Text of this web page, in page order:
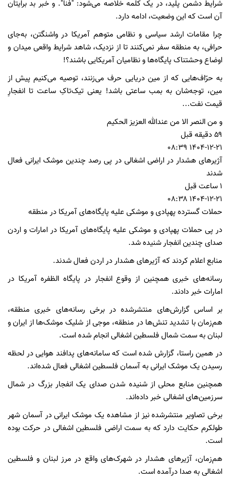
شرایط دشمن پلید، در یک کلمه خلاصه می‌شود: "فنا". و خبر بد برایتان
آن است که این وضعیت، ادامه دارد.
چرا مقامات ارشد سیاسی و نظامی متوهم آمریکا در واشنگتن، به‌جای
حرافی، به منطقه سفر نمی‌کنند تا از نزدیک، شاهد شرایط واقعی میدان و
اوضاع وحشتناک پایگاه‌ها و نظامیان آمریکایی باشند؟!
به حرّاف‌هایی که از مین دریایی حرف می‌زنند،‌ توصیه می‌کنیم پیش از
مین، توجه‌شان به بمب ساعتی باشد! یعنی تیک‌تاکِ ساعت تا انفجارِ
قیمت نفت...
و من النصر الا من عندالله العزیز الحکیم
۵۹ دقیقه قبل
۱۴۰۴-۱۲-۲۱ ۰۸:۳۹
آژیرهای هشدار در اراضی اشغالی در پی رصد چندین موشک‌ ایرانی فعال
شدند
۱ ساعت قبل
۱۴۰۴-۱۲-۲۱ ۰۸:۳۸
حملات گسترده پهپادی و موشکی علیه پایگاه‌های آمریکا در منطقه
در پی حملات پهپادی و موشکی علیه پایگاه‌های آمریکا در امارات و اردن
صدای چندین انفجار شنیده شد.
منابع اعلام کردند که آژیرهای هشدار در اردن فعال شدند.
رسانه‌های خبری همچنین از وقوع انفجار در پایگاه الظفره آمریکا در
امارات خبر دادند.
بر اساس گزارش‌های منتشرشده در برخی رسانه‌های خبری منطقه،
هم‌زمان با تشدید تنش‌ها در منطقه، موجی از شلیک موشک‌ها از ایران و
لبنان به سمت شمال فلسطین اشغالی انجام شده است.
در همین راستا، گزارش شده است که سامانه‌های پدافند هوایی در لحظه
رسیدن یک موشک ایرانی به آسمان فلسطین اشغالی فعال شده‌اند.
همچنین منابع محلی از شنیده شدن صدای یک انفجار بزرگ در شمال
سرزمین‌های اشغالی خبر داده‌اند.
برخی تصاویر منتشرشده نیز از مشاهده یک موشک ایرانی در آسمان شهر
طولکرم حکایت دارد که به سمت اراضی فلسطین اشغالی در حرکت بوده
است.
هم‌زمان، آژیرهای هشدار در شهرک‌های واقع در مرز لبنان و فلسطین
اشغالی به صدا درآمده است.